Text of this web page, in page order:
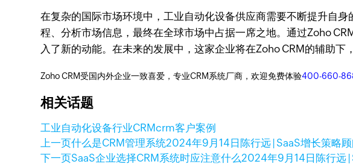
在复杂的国际市场环境中，工业自动化设备供应商需要不断提升自
程、分析市场信息，最终在全球市场中占据一席之地。通过Zoho
入了新的动能。在未来的发展中，这家企业将在Zoho CRM的辅助下
Zoho CRM受国内外企业一致喜爱，专业CRM系统厂商，欢迎免费体验400-660-
相关话题
工业自动化设备行业CRMcrm客户案例
上一页什么是CRM管理系统2024年9月14日 陈行远 | SaaS增长策略
下一页SaaS企业选择CRM系统时应注意什么2024年9月14日 陈行远